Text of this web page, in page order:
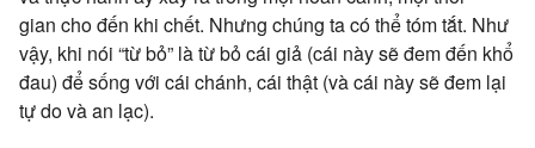
gian cho đến khi chết. Nhưng chúng tacó thểtóm tắt. Như
vậy, khi nói “từ bỏ” làtừ bỏcái giả (cái này sẽ đem đến khổ
đau) để sống với cái chánh, cái thật (và cái này sẽ đem lại
tự dovàan lạc).